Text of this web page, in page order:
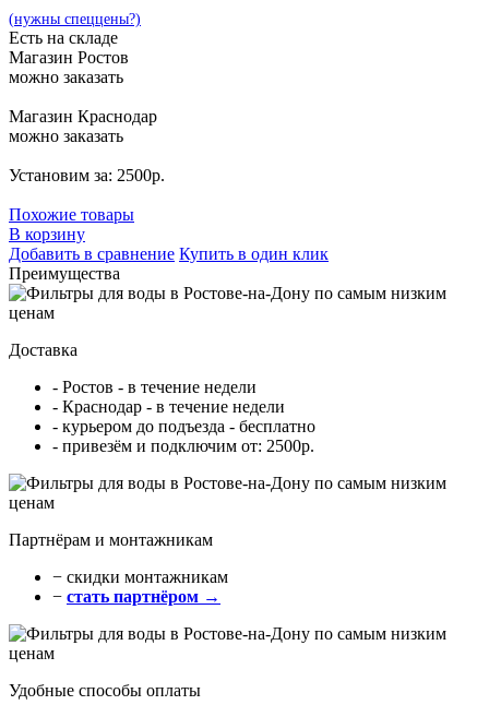
(нужны спеццены?)
Есть на складе
Магазин Ростов
можно заказать
Магазин Краснодар
можно заказать
Установим за: 2500р.
Похожие товары
В корзину
Добавить в сравнение Купить в один клик
Преимущества
Доставка
- Ростов - в течение недели
- Краснодар - в течение недели
- курьером до подъезда - бесплатно
- привезём и подключим от: 2500р.
Партнёрам и монтажникам
− cкидки монтажникам
− стать партнёром →
Удобные способы оплаты